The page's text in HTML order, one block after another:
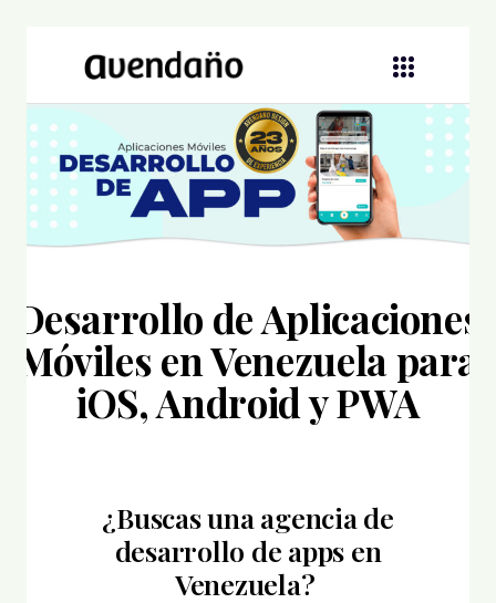
Desarrollo de Aplicaciones
Móviles en Venezuela para
iOS, Android y PWA
¿Buscas una agencia de
desarrollo de apps en
Venezuela?